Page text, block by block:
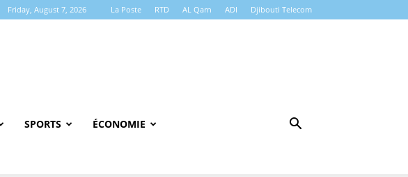
Friday, August 7, 2026 La Poste RTD AL Qarn ADI Djibouti Telecom
SPORTS ÉCONOMIE